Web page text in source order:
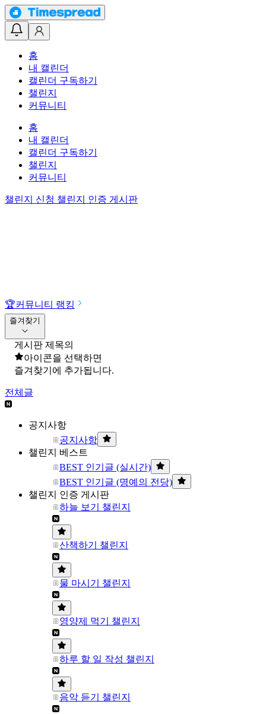
홈
내 캘린더
캘린더 구독하기
챌린지
커뮤니티
홈
내 캘린더
캘린더 구독하기
챌린지
커뮤니티
챌린지 신청 챌린지 인증 게시판
🏆커뮤니티 랭킹
즐겨찾기
게시판 제목의
아이콘을 선택하면
즐겨찾기에 추가됩니다.
전체글
공지사항
공지사항
챌린지 베스트
BEST 인기글 (실시간)
BEST 인기글 (명예의 전당)
챌린지 인증 게시판
하늘 보기 챌린지
산책하기 챌린지
물 마시기 챌린지
영양제 먹기 챌린지
하루 할 일 작성 챌린지
음악 듣기 챌린지